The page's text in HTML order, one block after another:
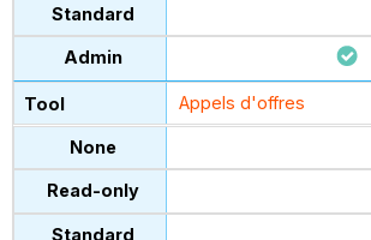
Appels d'offres